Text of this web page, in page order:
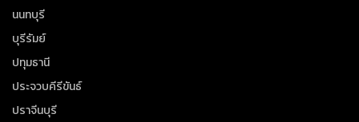
นนทบุรี
บุรีรัมย์
ปทุมธานี
ประจวบคีรีขันธ์
ปราจีนบุรี